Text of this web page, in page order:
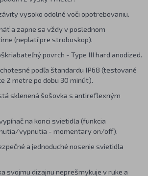
vysoko odolné voči opotrebovaniu.
a zapne sa vždy v poslednom
(neplatí pre stroboskop).
povrch - Type III hard anodized.
podľa štandardu IP68 (testované
2 metre po dobu 30 minút).
sklenená šošovka s antireflexným
na konci svietidla (funkcia
vypnutia - momentary on/off).
a jednoduché nosenie svietidla
svojmu dizajnu neprešmykuje v ruke a